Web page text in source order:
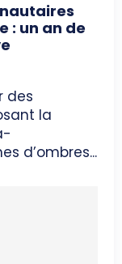
: un an de
des
la
d’ombres...